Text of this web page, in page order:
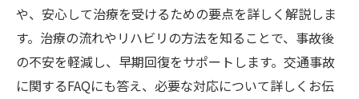
や、安心して治療を受けるための要点を詳しく解説しま
す。治療の流れやリハビリの方法を知ることで、事故後
の不安を軽減し、早期回復をサポートします。交通事故
に関するFAQにも答え、必要な対応について詳しくお伝